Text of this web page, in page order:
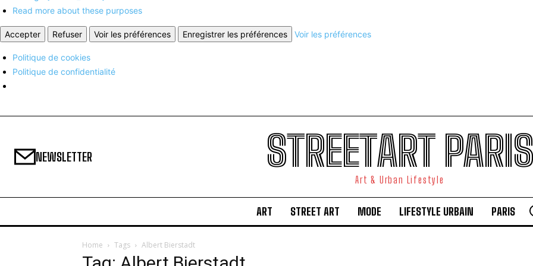
Read more about these purposes
Accepter Refuser Voir les préférences Enregistrer les préférences Voir les préférences
Politique de cookies
Politique de confidentialité
NEWSLETTER STREETART PARIS
Art & Urban Lifestyle
ART STREET ART MODE LIFESTYLE URBAIN PARIS
Home Tags Albert Bierstadt